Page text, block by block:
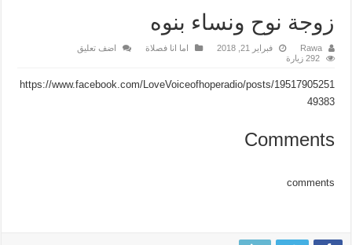
زوجة نوح ونساء بنوه
Rawa فبراير 21, 2018 اما انا فصلاة
اضف تعليق
292 زيارة
https://www.facebook.com/LoveVoiceofhoperadio/posts/19517905251
49383
Comments
comments